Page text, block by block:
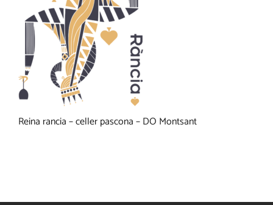
Reina rancia – celler pascona – DO Montsant